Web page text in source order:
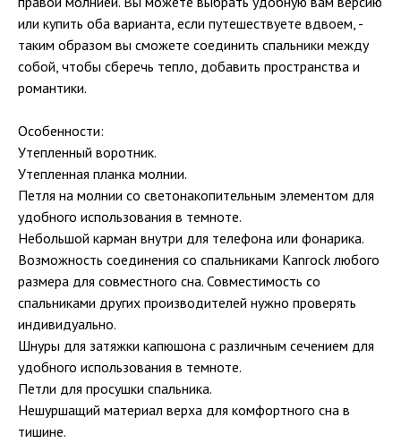
или купить оба варианта, если путешествуете вдвоем, -
таким образом вы сможете соединить спальники между
собой, чтобы сберечь тепло, добавить пространства и
романтики.
Особенности:
Утепленный воротник.
Утепленная планка молнии.
Петля на молнии со светонакопительным элементом для
удобного использования в темноте.
Небольшой карман внутри для телефона или фонарика.
Возможность соединения со спальниками Kanrock любого
размера для совместного сна. Совместимость со
спальниками других производителей нужно проверять
индивидуально.
Шнуры для затяжки капюшона с различным сечением для
удобного использования в темноте.
Петли для просушки спальника.
Нешуршащий материал верха для комфортного сна в
тишине.